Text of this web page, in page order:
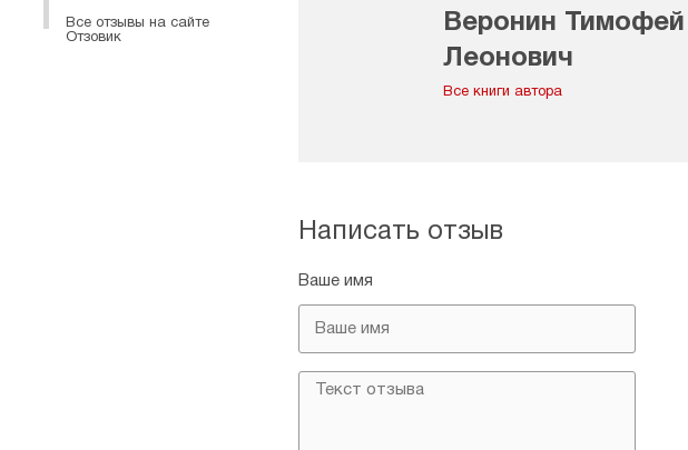
Веронин Тимофей
Леонович
Все книги автора
Написать отзыв
Ваше имя
Все отзывы на сайте
Отзовик